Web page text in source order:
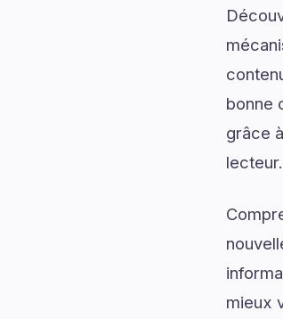
bonne
grâce
lecteur.
mieux